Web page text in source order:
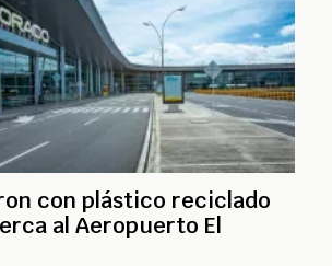
con plástico reciclado
al Aeropuerto El